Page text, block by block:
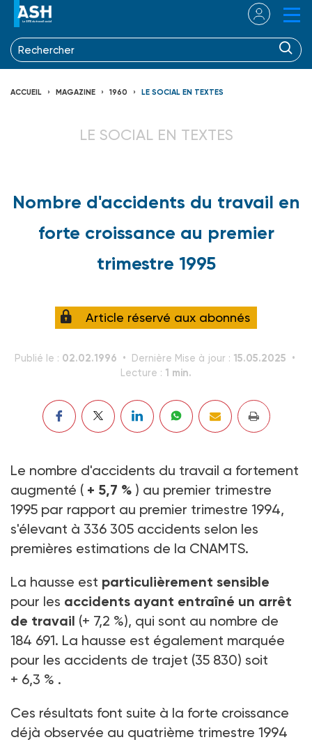
ACCUEIL MAGAZINE 1960 LE SOCIAL EN TEXTES
LE SOCIAL EN TEXTES
Nombre d'accidents du travail en
forte croissance au premier
trimestre 1995
Article réservé aux abonnés
Publié le : 02.02.1996 Dernière Mise à jour : 15.05.2025
Lecture : 1 min.
Le nombre d'accidents du travail a fortement
augmenté ( + 5,7 % ) au premier trimestre
1995 par rapport au premier trimestre 1994,
s'élevant à 336 305 accidents selon les
premières estimations de la CNAMTS.
La hausse est particulièrement sensible
pour les accidents ayant entraîné un arrêt
de travail (+ 7,2 %), qui sont au nombre de
184 691. La hausse est également marquée
pour les accidents de trajet (35 830) soit
+ 6,3 % .
Ces résultats font suite à la forte croissance
déjà observée au quatrième trimestre 1994